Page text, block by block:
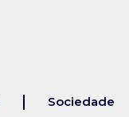
Sociedade